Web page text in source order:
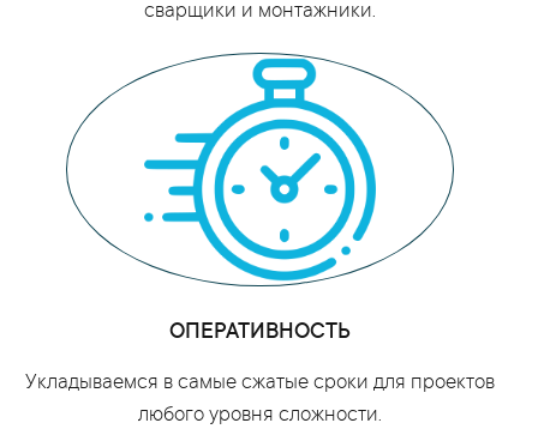
сварщики и монтажники.
ОПЕРАТИВНОСТЬ
Укладываемся в самые сжатые сроки для проектов
любого уровня сложности.